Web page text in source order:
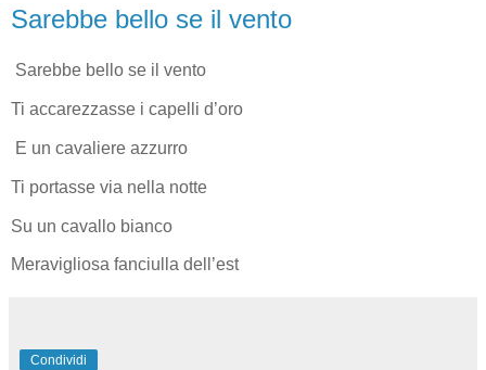
Sarebbe bello se il vento
Sarebbe bello se il vento
Ti accarezzasse i capelli d’oro
E un cavaliere azzurro
Ti portasse via nella notte
Su un cavallo bianco
Meravigliosa fanciulla dell’est
Condividi